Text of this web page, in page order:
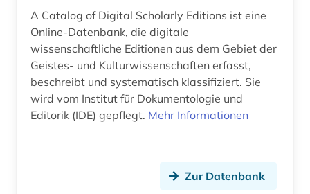
bekker (1)
belletristik (4)
belutschisch (1)
bengali (1)
A Catalog of Digital Scholarly Editions ist eine
Online-Datenbank, die digitale
wissenschaftliche Editionen aus dem Gebiet der
Geistes- und Kulturwissenschaften erfasst,
beschreibt und systematisch klassifiziert. Sie
wird vom Institut für Dokumentologie und
Editorik (IDE) gepflegt. Mehr Informationen
Zur Datenbank